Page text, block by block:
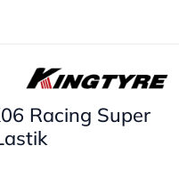
Racing Super